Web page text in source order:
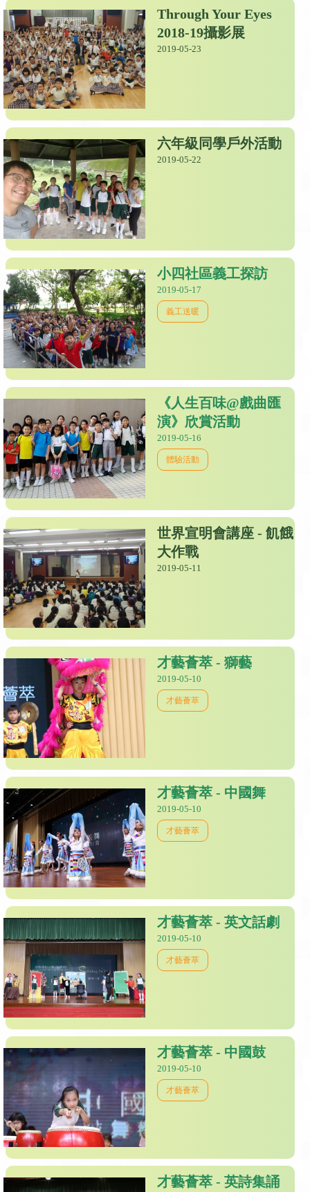
Through Your Eyes
2018-19攝影展
2019-05-23
六年級同學戶外活動
2019-05-22
小四社區義工探訪
2019-05-17
義工送暖
《人生百味@戲曲匯
演》欣賞活動
2019-05-16
體驗活動
世界宣明會講座 - 飢餓
大作戰
2019-05-11
才藝薈萃 - 獅藝
2019-05-10
才藝薈萃
才藝薈萃 - 中國舞
2019-05-10
才藝薈萃
才藝薈萃 - 英文話劇
2019-05-10
才藝薈萃
才藝薈萃 - 中國鼓
2019-05-10
才藝薈萃
才藝薈萃 - 英詩集誦